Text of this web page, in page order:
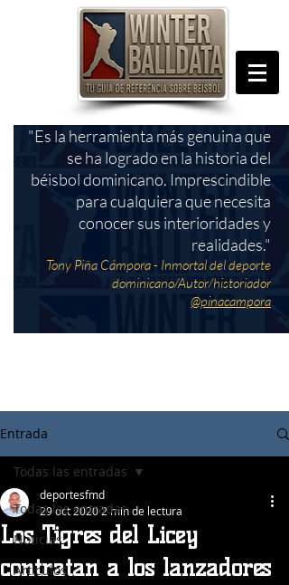
"Es la herramienta más genuina que
se ha logrado en la historia del
béisbol dominicano. Imprescindible
para cualquiera que necesita
conocer sus interioridades y
realidades."
Tony Piña Cámpora - Inmortal del deporte
dominicano/Autor/historiador
@pinacampora
Entrada
Todas las entradas
Noticias
Articulos
Todas las entradas
Los Tigres del Licey
contratan a los lanzadores
deportesfmd
29 oct 20202 min de lectura